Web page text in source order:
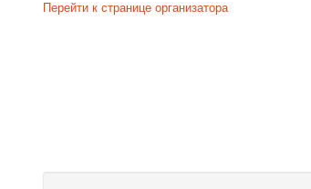
Перейти к странице организатора